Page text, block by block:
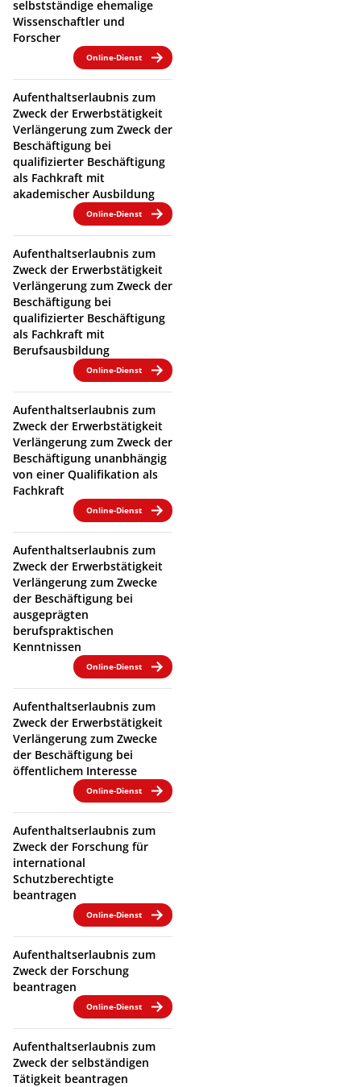
selbstständige ehemalige
Wissenschaftler und
Forscher
Online-Dienst
Aufenthaltserlaubnis zum
Zweck der Erwerbstätigkeit
Verlängerung zum Zweck der
Beschäftigung bei
qualifizierter Beschäftigung
als Fachkraft mit
akademischer Ausbildung
Online-Dienst
Aufenthaltserlaubnis zum
Zweck der Erwerbstätigkeit
Verlängerung zum Zweck der
Beschäftigung bei
qualifizierter Beschäftigung
als Fachkraft mit
Berufsausbildung
Online-Dienst
Aufenthaltserlaubnis zum
Zweck der Erwerbstätigkeit
Verlängerung zum Zweck der
Beschäftigung unanbhängig
von einer Qualifikation als
Fachkraft
Online-Dienst
Aufenthaltserlaubnis zum
Zweck der Erwerbstätigkeit
Verlängerung zum Zwecke
der Beschäftigung bei
ausgeprägten
berufspraktischen
Kenntnissen
Online-Dienst
Aufenthaltserlaubnis zum
Zweck der Erwerbstätigkeit
Verlängerung zum Zwecke
der Beschäftigung bei
öffentlichem Interesse
Online-Dienst
Aufenthaltserlaubnis zum
Zweck der Forschung für
international
Schutzberechtigte
beantragen
Online-Dienst
Aufenthaltserlaubnis zum
Zweck der Forschung
beantragen
Online-Dienst
Aufenthaltserlaubnis zum
Zweck der selbständigen
Tätigkeit beantragen